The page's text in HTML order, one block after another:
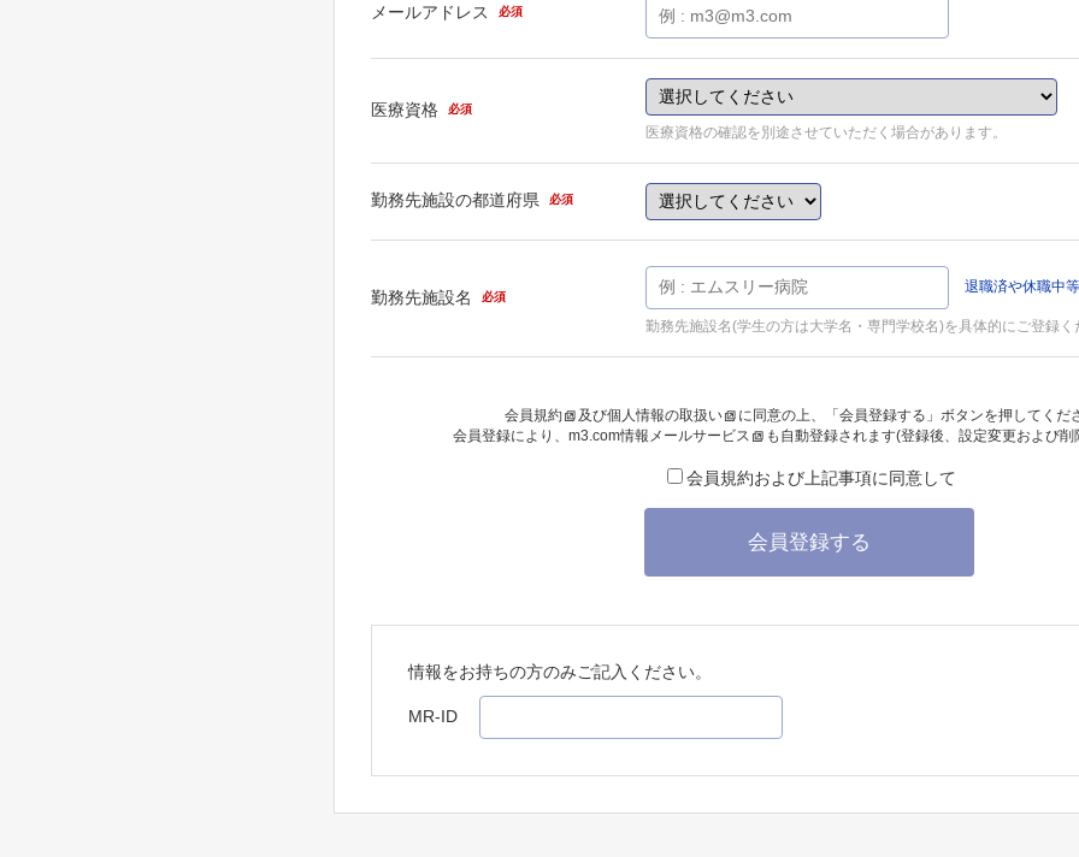
メールアドレス 必須
医療資格 必須
医療資格の確認を別途させていただく場合があります。
勤務先施設の都道府県 必須
勤務先施設名 必須
退職済や休職中
勤務先施設名(学生の方は大学名・専門学校名)を具体的にご登録く
会員規約 及び個人情報の取扱い
に同意の上、「会員登録する」ボタンを押してくだ
会員登録により、 m3.com情報メールサービス も自動登録されます(登録後、設定変更および
会員規約および上記事項に同意して
会員登録する
情報をお持ちの方のみご記入ください。
MR-ID